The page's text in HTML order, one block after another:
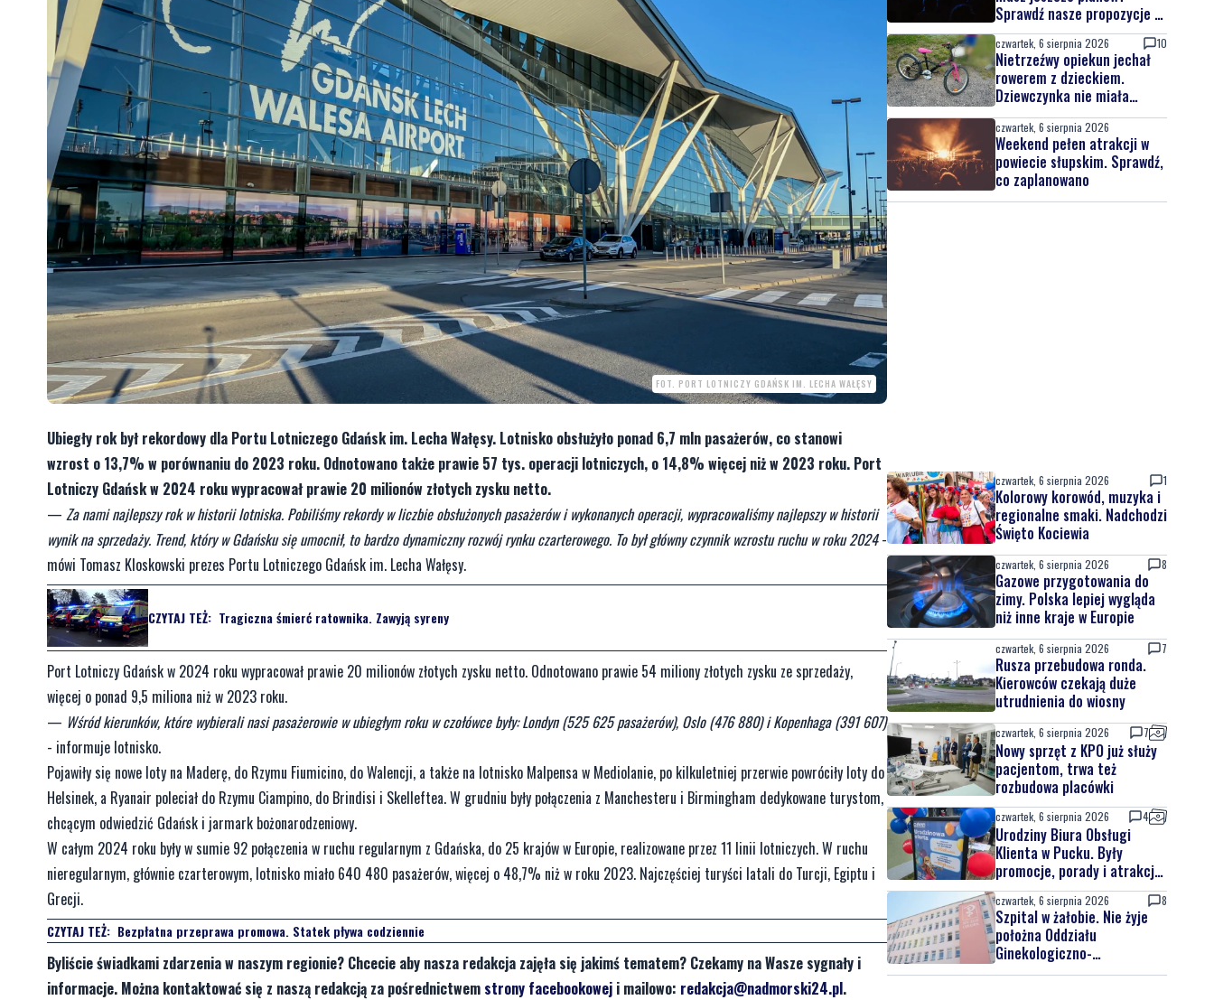
FOT. PORT LOTNICZY GDAŃSK IM. LECHA WAŁĘSY
Ubiegły rok był rekordowy dla Portu Lotniczego Gdańsk im. Lecha Wałęsy. Lotnisko obsłużyło ponad 6,7 mln pasażerów, co stanowi
wzrost o 13,7% w porównaniu do 2023 roku. Odnotowano także prawie 57 tys. operacji lotniczych, o 14,8% więcej niż w 2023 roku. Port
Lotniczy Gdańsk w 2024 roku wypracował prawie 20 milionów złotych zysku netto.
— Za nami najlepszy rok w historii lotniska. Pobiliśmy rekordy w liczbie obsłużonych pasażerów i wykonanych operacji, wypracowaliśmy najlepszy w historii
wynik na sprzedaży. Trend, który w Gdańsku się umocnił, to bardzo dynamiczny rozwój rynku czarterowego. To był główny czynnik wzrostu ruchu w roku 2024-
mówi Tomasz Kloskowski prezes Portu Lotniczego Gdańsk im. Lecha Wałęsy.
CZYTAJ TEŻ: Tragiczna śmierć ratownika. Zawyją syreny
Port Lotniczy Gdańsk w 2024 roku wypracował prawie 20 milionów złotych zysku netto. Odnotowano prawie 54 miliony złotych zysku ze sprzedaży,
więcej o ponad 9,5 miliona niż w 2023 roku.
— Wśród kierunków, które wybierali nasi pasażerowie w ubiegłym roku w czołówce były: Londyn (525 625 pasażerów), Oslo (476 880) i Kopenhaga (391 607)
- informuje lotnisko.
Pojawiły się nowe loty na Maderę, do Rzymu Fiumicino, do Walencji, a także na lotnisko Malpensa w Mediolanie, po kilkuletniej przerwie powróciły loty do
Helsinek, a Ryanair poleciał do Rzymu Ciampino, do Brindisi i Skelleftea. W grudniu były połączenia z Manchesteru i Birmingham dedykowane turystom,
chcącym odwiedzić Gdańsk i jarmark bożonarodzeniowy.
W całym 2024 roku były w sumie 92 połączenia w ruchu regularnym z Gdańska, do 25 krajów w Europie, realizowane przez 11 linii lotniczych. W ruchu
nieregularnym, głównie czarterowym, lotnisko miało 640 480 pasażerów, więcej o 48,7% niż w roku 2023. Najczęściej turyści latali do Turcji, Egiptu i
Grecji.
CZYTAJ TEŻ: Bezpłatna przeprawa promowa. Statek pływa codziennie
Byliście świadkami zdarzenia w naszym regionie? Chcecie aby nasza redakcja zajęła się jakimś tematem? Czekamy na Wasze sygnały i
informacje. Można kontaktować się z naszą redakcją za pośrednictwem strony facebookowej i mailowo: redakcja@nadmorski24.pl.
Sprawdź nasze propozycje w
powiecie wejherowskim i
puckim
czwartek, 6 sierpnia 2026 10
Nietrzeźwy opiekun jechał
rowerem z dzieckiem.
Dziewczynka nie miała
kasku
czwartek, 6 sierpnia 2026
Weekend pełen atrakcji w
powiecie słupskim. Sprawdź,
co zaplanowano
czwartek, 6 sierpnia 2026 1
Kolorowy korowód, muzyka i
regionalne smaki. Nadchodzi
Święto Kociewia
czwartek, 6 sierpnia 2026 8
Gazowe przygotowania do
zimy. Polska lepiej wygląda
niż inne kraje w Europie
czwartek, 6 sierpnia 2026 7
Rusza przebudowa ronda.
Kierowców czekają duże
utrudnienia do wiosny
czwartek, 6 sierpnia 2026 7
Nowy sprzęt z KPO już służy
pacjentom, trwa też
rozbudowa placówki
czwartek, 6 sierpnia 2026 4
Urodziny Biura Obsługi
Klienta w Pucku. Były
promocje, porady i atrakcje
dla najmłodszych
czwartek, 6 sierpnia 2026 8
Szpital w żałobie. Nie żyje
położna Oddziału
Ginekologiczno-
Położniczego